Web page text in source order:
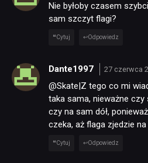
NEWSY
KULTURA
Nie byłoby czasem
sam szczyt flagi?
Cytuj Odpowiedz
Dante1997 27 czerwca
@Skate|Z tego co mi
taka sama, nieważne
czy na sam dół,
czeka, aż flaga zjedzie na
Cytuj Odpowiedz